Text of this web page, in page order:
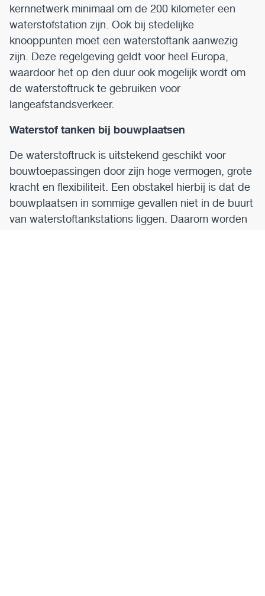
kernnetwerk minimaal om de 200 kilometer een
waterstofstation zijn. Ook bij stedelijke
knooppunten moet een waterstoftank aanwezig
zijn. Deze regelgeving geldt voor heel Europa,
waardoor het op den duur ook mogelijk wordt om
de waterstoftruck te gebruiken voor
langeafstandsverkeer.
Waterstof tanken bij bouwplaatsen
De waterstoftruck is uitstekend geschikt voor
bouwtoepassingen door zijn hoge vermogen, grote
kracht en flexibiliteit. Een obstakel hierbij is dat de
bouwplaatsen in sommige gevallen niet in de buurt
van waterstoftankstations liggen. Daarom worden